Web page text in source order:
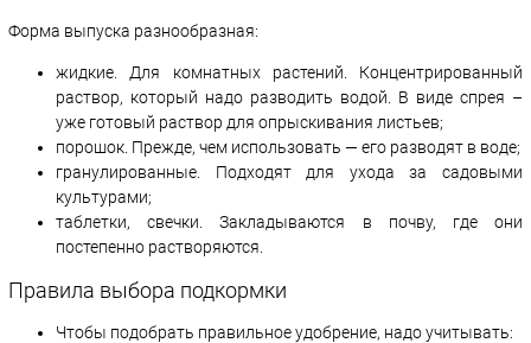
Форма выпуска разнообразная:
жидкие. Для комнатных растений. Концентрированный
раствор, который надо разводить водой. В виде спрея –
уже готовый раствор для опрыскивания листьев;
порошок. Прежде, чем использовать — его разводят в воде;
гранулированные. Подходят для ухода за садовыми
культурами;
таблетки, свечки. Закладываются в почву, где они
постепенно растворяются.
Правила выбора подкормки
Чтобы подобрать правильное удобрение, надо учитывать: